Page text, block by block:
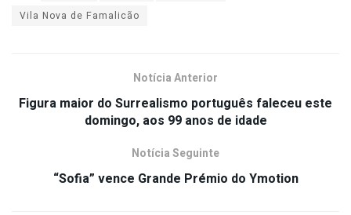
Vila Nova de Famalicão
Notícia Anterior
Figura maior do Surrealismo português faleceu este
domingo, aos 99 anos de idade
Notícia Seguinte
“Sofia” vence Grande Prémio do Ymotion